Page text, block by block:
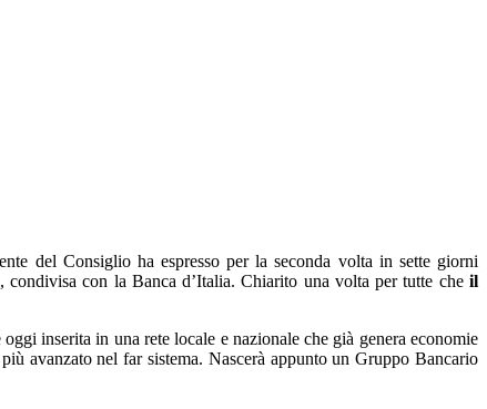
del Consiglio ha espresso per la seconda volta in sette giorni
con la Banca d’Italia. Chiarito una volta per tutte che il
inserita in una rete locale e nazionale che già genera economie
avanzato nel far sistema. Nascerà appunto un Gruppo Bancario